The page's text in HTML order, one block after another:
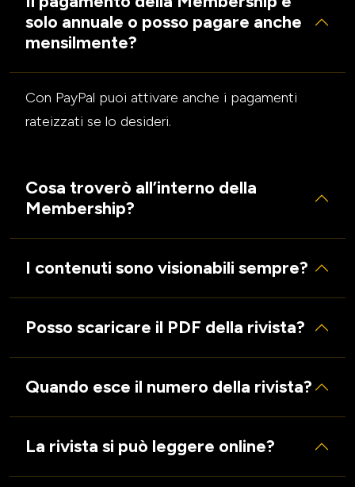
solo annuale o posso pagare anche
mensilmente?
Con PayPal puoi attivare anche i pagamenti
rateizzati se lo desideri.
Cosa troverò all’interno della
Membership?
I contenuti sono visionabili sempre?
Posso scaricare il PDF della rivista?
Quando esce il numero della rivista?
La rivista si può leggere online?